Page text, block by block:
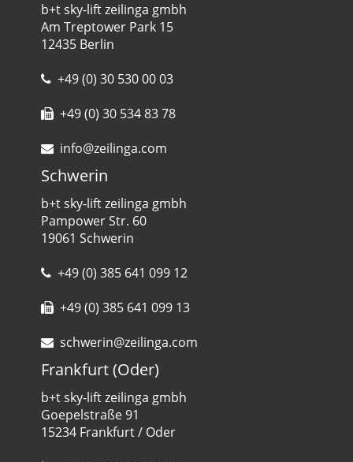
b+t sky-lift zeilinga gmbh
Am Treptower Park 15
12435 Berlin
+49 (0) 30 530 00 03
+49 (0) 30 534 83 78
info@zeilinga.com
Schwerin
b+t sky-lift zeilinga gmbh
Pampower Str. 60
19061 Schwerin
+49 (0) 385 641 099 12
+49 (0) 385 641 099 13
schwerin@zeilinga.com
Frankfurt (Oder)
b+t sky-lift zeilinga gmbh
Goepelstraße 91
15234 Frankfurt / Oder